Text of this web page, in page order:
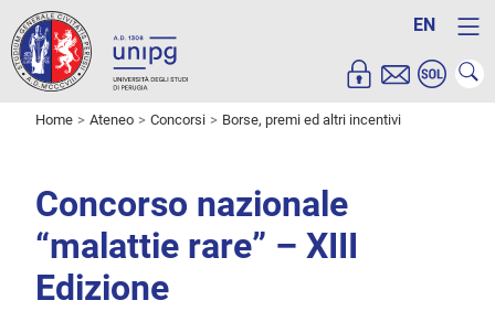
EN
Home Ateneo Concorsi Borse, premi ed altri incentivi
Concorso nazionale
“malattie rare” – XIII
Edizione